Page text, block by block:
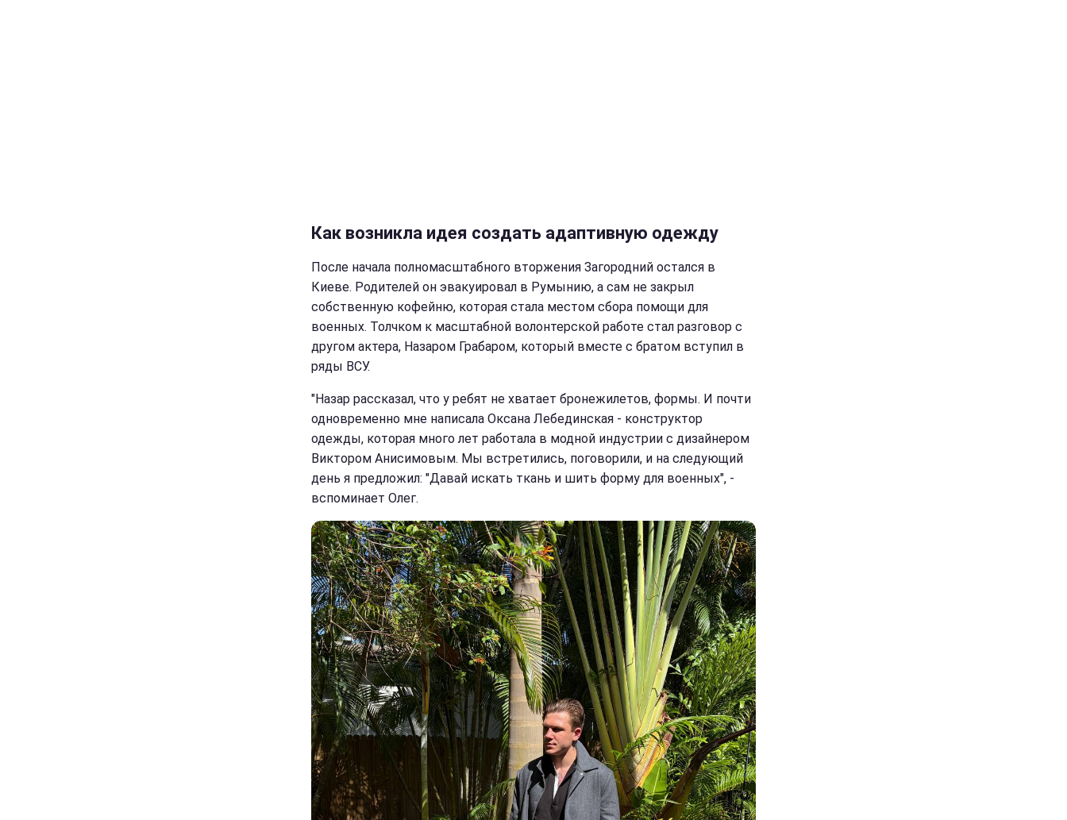
Как возникла идея создать адаптивную одежду
После начала полномасштабного вторжения Загородний остался в
Киеве. Родителей он эвакуировал в Румынию, а сам не закрыл
собственную кофейню, которая стала местом сбора помощи для
военных. Толчком к масштабной волонтерской работе стал разговор с
другом актера, Назаром Грабаром, который вместе с братом вступил в
ряды ВСУ.
"Назар рассказал, что у ребят не хватает бронежилетов, формы. И почти
одновременно мне написала Оксана Лебединская - конструктор
одежды, которая много лет работала в модной индустрии с дизайнером
Виктором Анисимовым. Мы встретились, поговорили, и на следующий
день я предложил: "Давай искать ткань и шить форму для военных", -
вспоминает Олег.